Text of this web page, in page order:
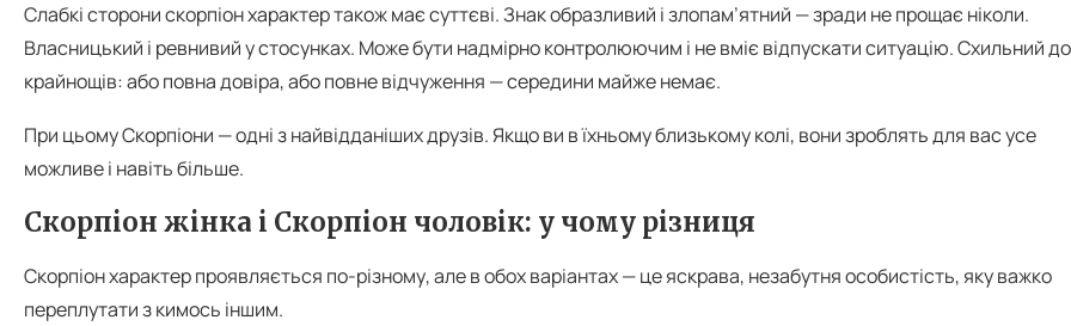
Слабкі сторони скорпіон характер також має суттєві. Знак образливий і злопам’ятний — зради не прощає ніколи.
Власницький і ревнивий у стосунках. Може бути надмірно контролюючим і не вміє відпускати ситуацію. Схильний до
крайнощів: або повна довіра, або повне відчуження — середини майже немає.
При цьому Скорпіони — одні з найвідданіших друзів. Якщо ви в їхньому близькому колі, вони зроблять для вас усе
можливе і навіть більше.
Скорпіон жінка і Скорпіон чоловік: у чому різниця
Скорпіон характер проявляється по-різному, але в обох варіантах — це яскрава, незабутня особистість, яку важко
переплутати з кимось іншим.